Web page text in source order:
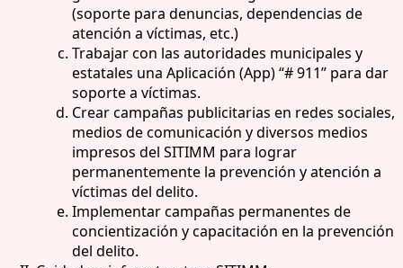
(soporte para denuncias, dependencias de
atención a víctimas, etc.)
Trabajar con las autoridades municipales y
estatales una Aplicación (App) “# 911” para dar
soporte a víctimas.
Crear campañas publicitarias en redes sociales,
medios de comunicación y diversos medios
impresos del SITIMM para lograr
permanentemente la prevención y atención a
víctimas del delito.
Implementar campañas permanentes de
concientización y capacitación en la prevención
del delito.